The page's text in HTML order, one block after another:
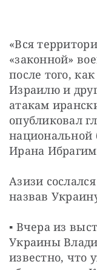
«Вся
«законной»
после того,
Израилю и
атакам
опубликовал
национальной
Ирана
Азизи
назвав
▪️ Вчера из
Украины
известно, что